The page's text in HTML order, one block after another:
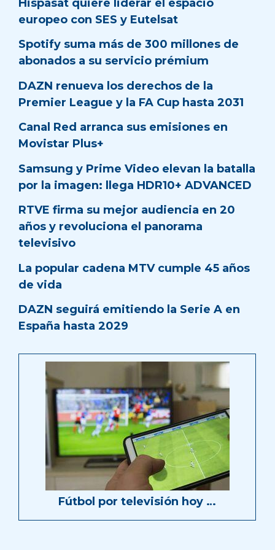
Hispasat quiere liderar el espacio
europeo con SES y Eutelsat
Spotify suma más de 300 millones de
abonados a su servicio prémium
DAZN renueva los derechos de la
Premier League y la FA Cup hasta 2031
Canal Red arranca sus emisiones en
Movistar Plus+
Samsung y Prime Video elevan la batalla
por la imagen: llega HDR10+ ADVANCED
RTVE firma su mejor audiencia en 20
años y revoluciona el panorama
televisivo
La popular cadena MTV cumple 45 años
de vida
DAZN seguirá emitiendo la Serie A en
España hasta 2029
Fútbol por televisión hoy …